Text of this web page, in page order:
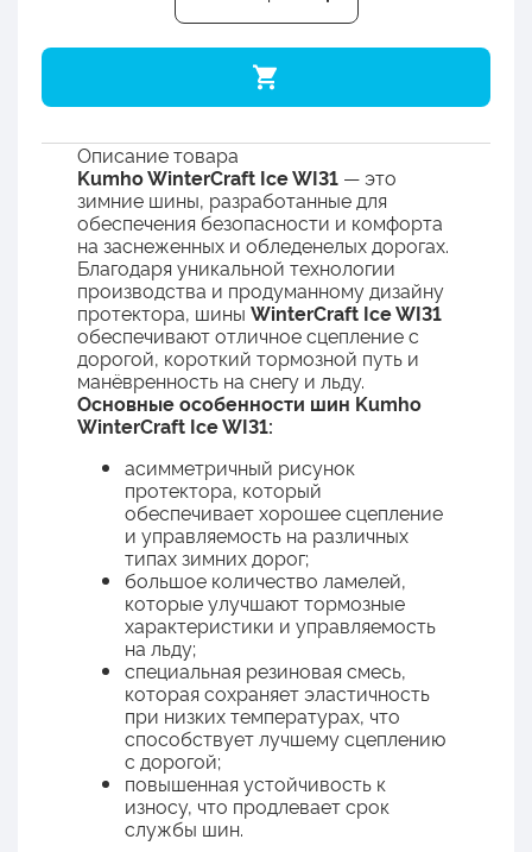
Описание товара
Kumho WinterCraft Ice WI31 — это
зимние шины, разработанные для
обеспечения безопасности и комфорта
на заснеженных и обледенелых дорогах.
Благодаря уникальной технологии
производства и продуманному дизайну
протектора, шины WinterCraft Ice WI31
обеспечивают отличное сцепление с
дорогой, короткий тормозной путь и
манёвренность на снегу и льду.
Основные особенности шин Kumho
WinterCraft Ice WI31:
асимметричный рисунок
протектора, который
обеспечивает хорошее сцепление
и управляемость на различных
типах зимних дорог;
большое количество ламелей,
которые улучшают тормозные
характеристики и управляемость
на льду;
специальная резиновая смесь,
которая сохраняет эластичность
при низких температурах, что
способствует лучшему сцеплению
с дорогой;
повышенная устойчивость к
износу, что продлевает срок
службы шин.